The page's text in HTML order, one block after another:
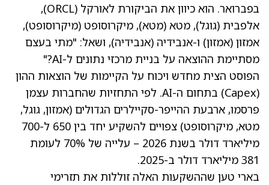
בפברואר. הוא כיוון את הביקורת לאורקל (ORCL)
,
אלפבית (גוגל), מטא (מטא), מיקרוסופט (מיקרוסופט),
אמזון (אמזון) ו-אנבידיה (אנבידיה), ושאל: "מתי בעצם
מסתיימת ההוצאה על בניית מרכזי נתונים ל-AI?"
הפוסט הצית מחדש ויכוח על הקיימות של הוצאות ההון
(Capex) בתחום ה-AI. לפי התחזיות שהחברות עצמן
פרסמו, ארבעת ההייפר-סקיילרים הגדולים (אמזון, גוגל,
מטא, מיקרוסופט) צפויים להשקיע יחד בין 650 ל-700
מיליארד דולר בשנת 2026 – עלייה של 70% לעומת
381 מיליארד דולר ב-2025.
בארי טען שההשקעות האלה זוללות את תזרימי